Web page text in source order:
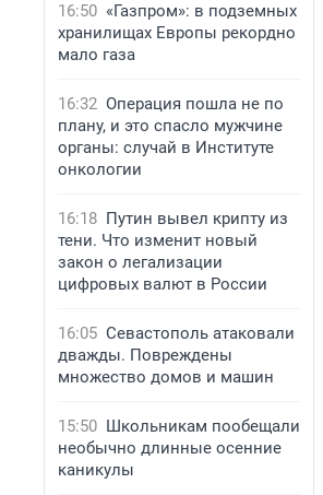
16:50 «Газпром»: в подземных
хранилищах Европы рекордно
мало газа
16:32 Операция пошла не по
плану, и это спасло мужчине
органы: случай в Институте
онкологии
16:18 Путин вывел крипту из
тени. Что изменит новый
закон о легализации
цифровых валют в России
16:05 Севастополь атаковали
дважды. Повреждены
множество домов и машин
15:50 Школьникам пообещали
необычно длинные осенние
каникулы